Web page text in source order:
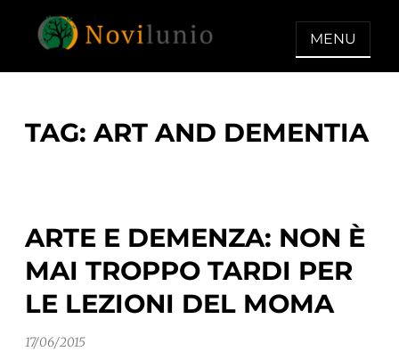
NOVILUNIO
Un aiuto con concreto dopo la
MENU
TAG: ART AND DEMENTIA
ARTE E DEMENZA: NON È
MAI TROPPO TARDI PER
LE LEZIONI DEL MOMA
17/06/2015